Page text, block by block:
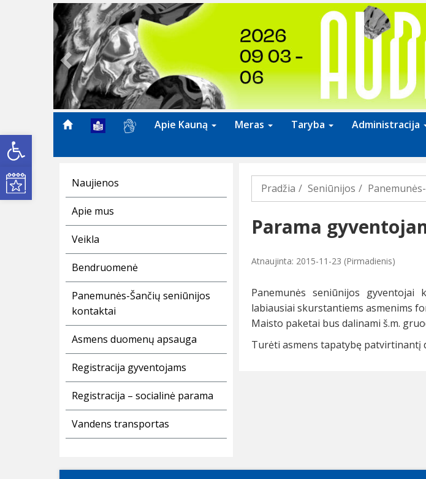
Open toolbar
Kultūros renginiai
Previous
Apie Kauną Meras Taryba Administracija
Naujienos
Apie mus
Veikla
Bendruomenė
Panemunės-Šančių seniūnijos
kontaktai
Asmens duomenų apsauga
Registracija gyventojams
Registracija – socialinė parama
Vandens transportas
Pradžia Seniūnijos
Parama
Atnaujinta: 2015-11-23 (Pirmadienis)
Panemunės seniūnijos
labiausiai skurstantiems asmenims
Maisto paketai bus dalinami š.m.
Turėti asmens tapatybę patvirtinantį